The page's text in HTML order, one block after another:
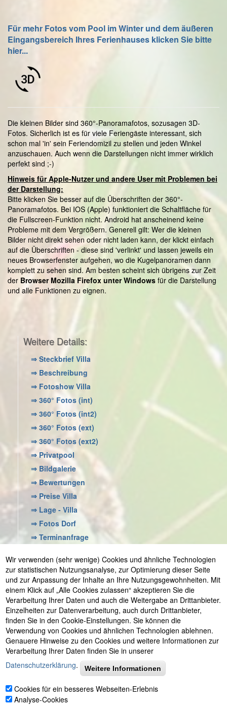
Für mehr Fotos vom Pool im Winter und dem äußeren
Eingangsbereich Ihres Ferienhauses klicken Sie bitte
hier...
Die kleinen Bilder sind 360°-Panoramafotos, sozusagen 3D-
Fotos. Sicherlich ist es für viele Feriengäste interessant, sich
schon mal 'in' sein Feriendomizil zu stellen und jeden Winkel
anzuschauen. Auch wenn die Darstellungen nicht immer wirklich
perfekt sind ;-)
Hinweis für Apple-Nutzer und andere User mit Problemen bei
der Darstellung:
Bitte klicken Sie besser auf die Überschriften der 360°-
Panoramafotos. Bei IOS (Apple) funktioniert die Schaltfläche für
die Fullscreen-Funktion nicht. Android hat anscheinend keine
Probleme mit dem Vergrößern. Generell gilt: Wer die kleinen
Bilder nicht direkt sehen oder nicht laden kann, der klickt einfach
auf die Überschriften - diese sind 'verlinkt' und lassen jeweils ein
neues Browserfenster aufgehen, wo die Kugelpanoramen dann
komplett zu sehen sind. Am besten scheint sich übrigens zur Zeit
der Browser Mozilla Firefox unter Windows für die Darstellung
und alle Funktionen zu eignen.
Weitere Details:
⇒ Steckbrief Villa
⇒ Beschreibung
⇒ Fotoshow Villa
⇒ 360° Fotos (int)
⇒ 360° Fotos (int2)
⇒ 360° Fotos (ext)
⇒ 360° Fotos (ext2)
⇒ Privatpool
⇒ Bildgalerie
⇒ Bewertungen
⇒ Preise Villa
⇒ Lage - Villa
⇒ Fotos Dorf
⇒ Terminanfrage
© 2001 - 2026 Astrid Irrgang•eMail: info@viel-meer-
urlaub.com •Kontakt•Telefon +49 (0)7736 29 50 8 55
oder +34 952528767 •Buchung • 48 h
Optionsbuchung• Wir über uns-Ihre Vermieter wohnen
direkt in Nerja•Datenschutzerklärung • Impressum•
Spanien:private FerienwohnungenundFerienhaus
Sayalonga- Costa del Sol•Strand-
FerienwohnungLaguna Beach• Torrox - Costa del Sol
Andalusien: Sport •Padel•Golf•Hallenbad
Fahrradverleih
Wir verwenden (sehr wenige) Cookies und ähnliche Technologien
zur statistischen Nutzungsanalyse, zur Optimierung dieser Seite
und zur Anpassung der Inhalte an Ihre Nutzungsgewohnheiten. Mit
einem Klick auf „Alle Cookies zulassen“ akzeptieren Sie die
Verarbeitung Ihrer Daten und auch die Weitergabe an Drittanbieter.
Einzelheiten zur Datenverarbeitung, auch durch Drittanbieter,
finden Sie in den Cookie-Einstellungen. Sie können die
Verwendung von Cookies und ähnlichen Technologien ablehnen.
Genauere Hinweise zu den Cookies und weitere Informationen zur
Verarbeitung Ihrer Daten finden Sie in unserer
Datenschutzerklärung. Weitere Informationen
Cookies für ein besseres Webseiten-Erlebnis
Analyse-Cookies